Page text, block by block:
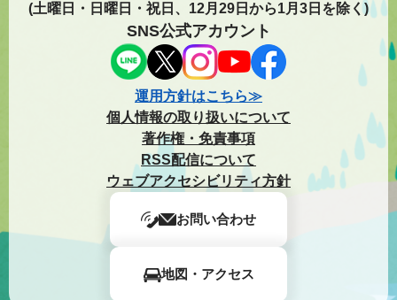
(土曜日・日曜日・祝日、12月29日から1月3日を除く)
SNS公式アカウント
運用方針はこちら≫
個人情報の取り扱いについて
著作権・免責事項
RSS配信について
ウェブアクセシビリティ方針
お問い合わせ
地図・アクセス